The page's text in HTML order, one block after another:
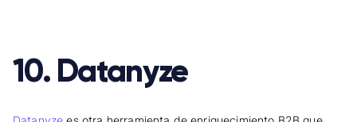
10. Datanyze